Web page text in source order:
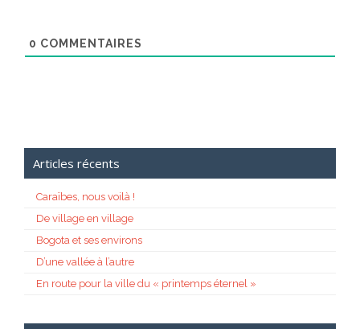
0 COMMENTAIRES
Articles récents
Caraïbes, nous voilà !
De village en village
Bogota et ses environs
D’une vallée à l’autre
En route pour la ville du « printemps éternel »